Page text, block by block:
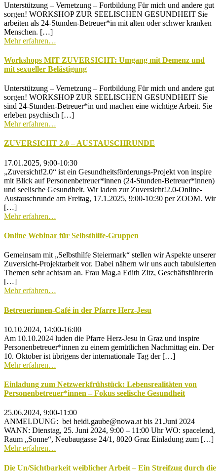
Unterstützung – Vernetzung – Fortbildung Für mich und andere gut
sorgen! WORKSHOP ZUR SEELISCHEN GESUNDHEIT Sie
arbeiten als 24-Stunden-Betreuer*in mit alten oder schwer kranken
Menschen. […]
Mehr erfahren…
Workshops MIT ZUVERSICHT: Umgang mit Demenz und
mit sexueller Belästigung
Unterstützung – Vernetzung – Fortbildung Für mich und andere gut
sorgen! WORKSHOP ZUR SEELISCHEN GESUNDHEIT Sie
sind 24-Stunden-Betreuer*in und machen eine wichtige Arbeit. Sie
erleben psychisch […]
Mehr erfahren…
ZUVERSICHT 2.0 – AUSTAUSCHRUNDE
17.01.2025, 9:00-10:30
„Zuversicht!2.0“ ist ein Gesundheitsförderungs-Projekt von inspire
mit Blick auf Personenbetreuer*innen (24-Stunden-Betreuer*innen)
und seelische Gesundheit. Wir laden zur Zuversicht!2.0-Online-
Austauschrunde am Freitag, 17.1.2025, 9:00-10:30 per ZOOM. Wir
[…]
Mehr erfahren…
Online Webinar für Selbsthilfe-Gruppen
Gemeinsam mit „Selbsthilfe Steiermark“ stellen wir Aspekte unserer
Zuversicht-Projektarbeit vor. Dabei nähern wir uns auch tabuisierten
Themen sehr achtsam an. Frau Mag.a Edith Zitz, Geschäftsführerin
[…]
Mehr erfahren…
Betreuerinnen-Café in der Pfarre Herz-Jesu
10.10.2024, 14:00-16:00
Am 10.10.2024 luden die Pfarre Herz-Jesu in Graz und inspire
Personenbetreuer*innen zu einem gemütlichen Nachmittag ein. Der
10. Oktober ist übrigens der internationale Tag der […]
Mehr erfahren…
Einladung zum Netzwerkfrühstück: Lebensrealitäten von
Personenbetreuer*innen – Fokus seelische Gesundheit
25.06.2024, 9:00-11:00
ANMELDUNG: bei heidi.gaube@nowa.at bis 21.Juni 2024
WANN: Dienstag, 25. Juni 2024, 9:00 – 11:00 Uhr WO: spacelend,
Raum „Sonne“, Neubaugasse 24/1, 8020 Graz Einladung zum […]
Mehr erfahren…
Die Un/Sichtbarkeit weiblicher Arbeit – Ein Streifzug durch die